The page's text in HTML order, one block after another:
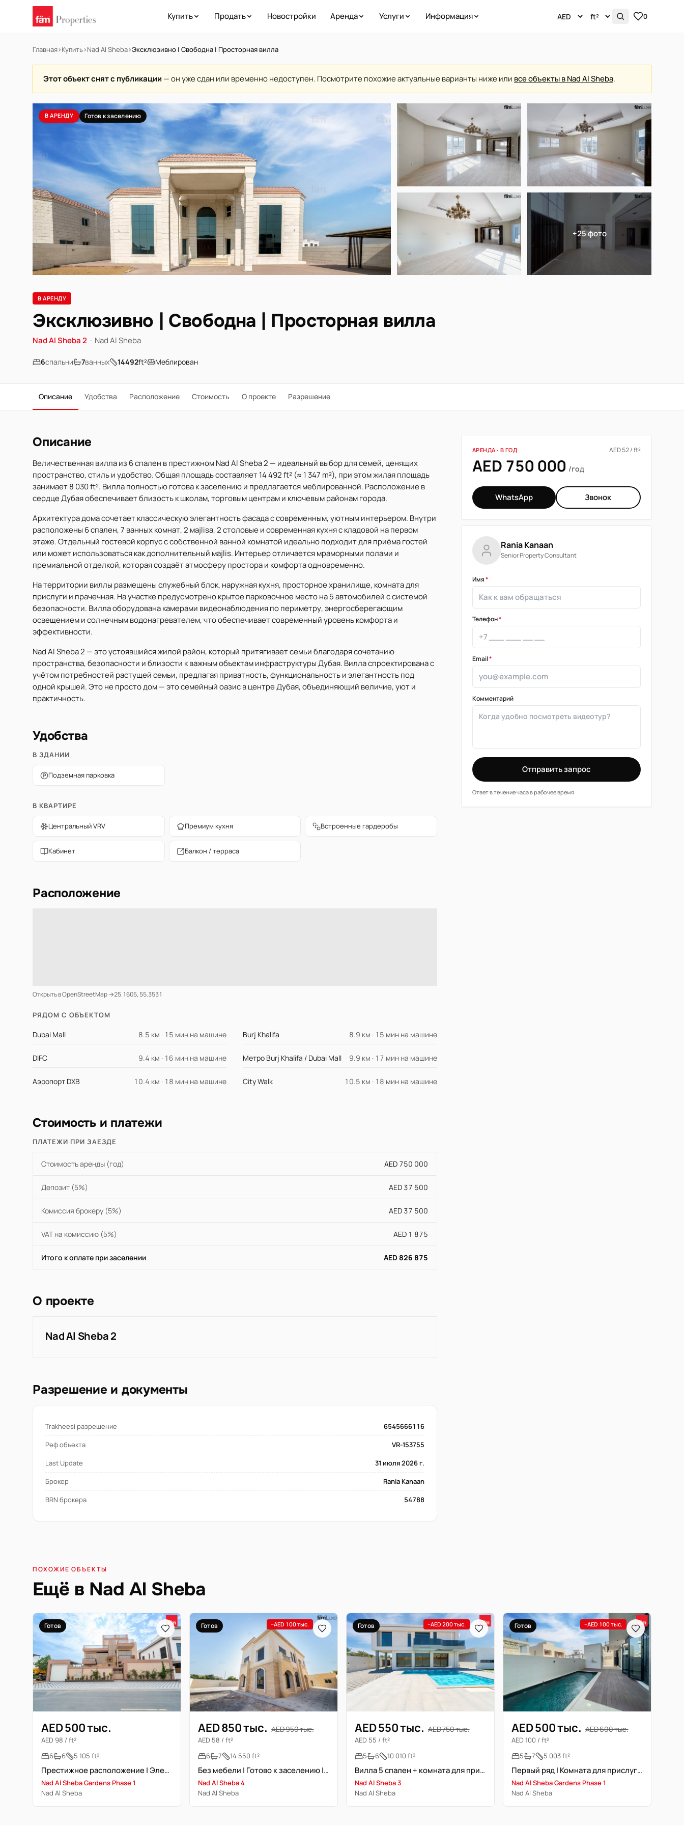
Купить Продать Новостройки Аренда Услуги Информация 0
Главная›Купить›Nad Al Sheba›Эксклюзивно | Свободна | Просторная вилла
Этот объект снят с публикации — он уже сдан или временно недоступен. Посмотрите похожие актуальные варианты ниже или все объекты в Nad Al Sheba.
В АРЕНДУ Готов к заселению
+25 фото
В АРЕНДУ
Эксклюзивно | Свободна | Просторная вилла
Nad Al Sheba 2 · Nad Al Sheba
6спальни 7ванных 14492ft² Меблирован
Описание Удобства Расположение Стоимость О проекте Разрешение
Описание
Величественная вилла из 6 спален в престижном Nad Al Sheba 2 — идеальный выбор для семей, ценящих
пространство, стиль и удобство. Общая площадь составляет 14 492 ft² (≈ 1 347 m²), при этом жилая площадь
занимает 8 030 ft². Вилла полностью готова к заселению и предлагается меблированной. Расположение в
сердце Дубая обеспечивает близость к школам, торговым центрам и ключевым районам города.
Архитектура дома сочетает классическую элегантность фасада с современным, уютным интерьером. Внутри
расположены 6 спален, 7 ванных комнат, 2 мajlisa, 2 столовые и современная кухня с кладовой на первом
этаже. Отдельный гостевой корпус с собственной ванной комнатой идеально подходит для приёма гостей
или может использоваться как дополнительный мajlis. Интерьер отличается мраморными полами и
премиальной отделкой, которая создаёт атмосферу простора и комфорта одновременно.
На территории виллы размещены служебный блок, наружная кухня, просторное хранилище, комната для
прислуги и прачечная. На участке предусмотрено крытое парковочное место на 5 автомобилей с системой
безопасности. Вилла оборудована камерами видеонаблюдения по периметру, энергосберегающим
освещением и солнечным водонагревателем, что обеспечивает современный уровень комфорта и
эффективности.
Nad Al Sheba 2 — это устоявшийся жилой район, который притягивает семьи благодаря сочетанию
пространства, безопасности и близости к важным объектам инфраструктуры Дубая. Вилла спроектирована с
учётом потребностей растущей семьи, предлагая приватность, функциональность и элегантность под
одной крышей. Это не просто дом — это семейный оазис в центре Дубая, объединяющий величие, уют и
практичность.
Удобства
В ЗДАНИИ
Подземная парковка
В КВАРТИРЕ
Центральный VRV Премиум кухня Встроенные гардеробы
Кабинет Балкон / терраса
Расположение
Открыть в OpenStreetMap →25.1605, 55.3531
РЯДОМ С ОБЪЕКТОМ
Dubai Mall 8.5 км · 15 мин на машине Burj Khalifa 8.9 км · 15 мин на машине
DIFC 9.4 км · 16 мин на машине Метро Burj Khalifa / Dubai Mall 9.9 км · 17 мин на машине
Аэропорт DXB 10.4 км · 18 мин на машине City Walk 10.5 км · 18 мин на машине
Стоимость и платежи
ПЛАТЕЖИ ПРИ ЗАЕЗДЕ
Стоимость аренды (год) AED 750 000
Депозит (5%) AED 37 500
Комиссия брокеру (5%) AED 37 500
VAT на комиссию (5%) AED 1 875
Итого к оплате при заселении AED 826 875
О проекте
Nad Al Sheba 2
Разрешение и документы
Trakheesi разрешение
6545666116
Реф объекта
VR-153755
Last Update
31 июля 2026 г.
Брокер
Rania Kanaan
BRN брокера
54788
АРЕНДА · В ГОД AED 52 / ft²
AED 750 000 /год
WhatsApp Звонок
Rania Kanaan
Senior Property Consultant
Имя*
Телефон*
Email*
Комментарий
Отправить запрос
Ответ в течение часа в рабочее время.
ПОХОЖИЕ ОБЪЕКТЫ
Ещё в Nad Al Sheba
Готов
AED 500 тыс.
AED 98 / ft²
6
6 5 105 ft²
Престижное расположение | Элегантная вилла | Просторная
Nad Al Sheba Gardens Phase 1
Nad Al Sheba
Готов −AED 100 тыс.
AED 850 тыс. AED 950 тыс.
AED 58 / ft²
6
7 14 550 ft²
Без мебели | Готово к заселению | Новостройка
Nad Al Sheba 4
Nad Al Sheba
Готов −AED 200 тыс.
AED 550 тыс. AED 750 тыс.
AED 55 / ft²
5
6 10 010 ft²
Вилла 5 спален + комната для прислуги | Приватный бассейн | Свободна
Nad Al Sheba 3
Nad Al Sheba
Готов −AED 100 тыс.
AED 500 тыс. AED 600 тыс.
AED 100 / ft²
5
7 5 003 ft²
Первый ряд | Комната для прислуги | 2 кухни
Nad Al Sheba Gardens Phase 1
Nad Al Sheba